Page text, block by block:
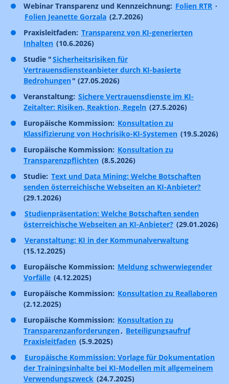
Webinar Transparenz und Kennzeichnung: Folien RTR ·
Folien Jeanette Gorzala (2.7.2026)
Praxisleitfaden: Transparenz von KI-generierten
Inhalten (10.6.2026)
Studie "Sicherheitsrisiken für
Vertrauensdiensteanbieter durch KI-basierte
Bedrohungen" (27.05.2026)
Veranstaltung: Sichere Vertrauensdienste im KI-
Zeitalter: Risiken, Reaktion, Regeln (27.5.2026)
Europäische Kommission: Konsultation zu
Klassifizierung von Hochrisiko-KI-Systemen (19.5.2026)
Europäische Kommission: Konsultation zu
Transparenzpflichten (8.5.2026)
Studie: Text und Data Mining: Welche Botschaften
senden österreichische Webseiten an KI-Anbieter?
(29.1.2026)
Studienpräsentation: Welche Botschaften senden
österreichische Webseiten an KI-Anbieter? (29.01.2026)
Veranstaltung: KI in der Kommunalverwaltung
(15.12.2025)
Europäische Kommission: Meldung schwerwiegender
Vorfälle (4.12.2025)
Europäische Kommission: Konsultation zu Reallaboren
(2.12.2025)
Europäische Kommission: Konsultation zu
Transparenzanforderungen, Beteiligungsaufruf
Praxisleitfaden (5.9.2025)
Europäische Kommission: Vorlage für Dokumentation
der Trainingsinhalte bei KI-Modellen mit allgemeinem
Verwendungszweck (24.7.2025)